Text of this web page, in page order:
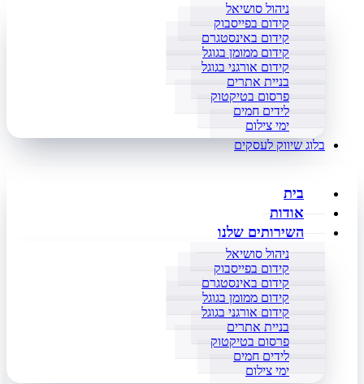
ניהול סושיאל
קידום בפייסבוק
קידום באינסטגרם
קידום ממומן בגוגל
קידום אורגני בגוגל
בניית אתרים
פרסום בטיקטוק
לידים חמים
ימי צילום
בלוג שיווק לעסקים
בית
אודות
השירותים שלנו
ניהול סושיאל
קידום בפייסבוק
קידום באינסטגרם
קידום ממומן בגוגל
קידום אורגני בגוגל
בניית אתרים
פרסום בטיקטוק
לידים חמים
ימי צילום